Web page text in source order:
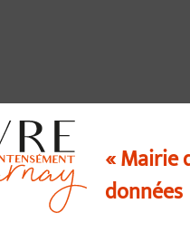
« Mairie
données